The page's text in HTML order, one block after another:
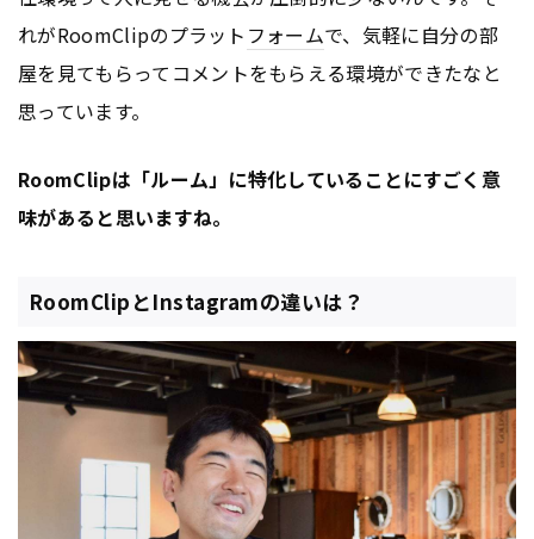
れがRoomClipのプラット フォームで、気軽に自分の部
屋を見てもらってコメントをもらえる環境ができたなと
思っています。
RoomClipは「ルーム」に特化していることにすごく意
味があると思いますね。
RoomClipとInstagramの違いは？